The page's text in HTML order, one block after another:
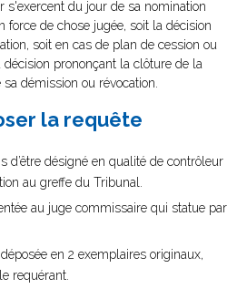
s'exercent du jour de sa nomination
force de chose jugée, soit la décision
soit en cas de plan de cession ou
prononçant la clôture de la
démission ou révocation.
la requête
d’être désigné en qualité de contrôleur
au greffe du Tribunal.
au juge commissaire qui statue par
déposée en 2 exemplaires originaux,
requérant.